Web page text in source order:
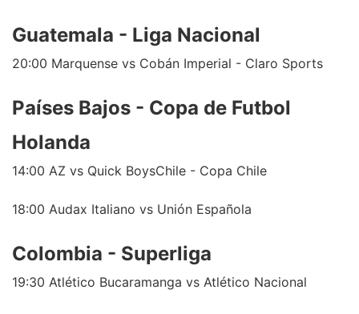
Guatemala - Liga Nacional
20:00 Marquense vs Cobán Imperial - Claro Sports
Países Bajos - Copa de Futbol
Holanda
14:00 AZ vs Quick BoysChile - Copa Chile
18:00 Audax Italiano vs Unión Española
Colombia - Superliga
19:30 Atlético Bucaramanga vs Atlético Nacional